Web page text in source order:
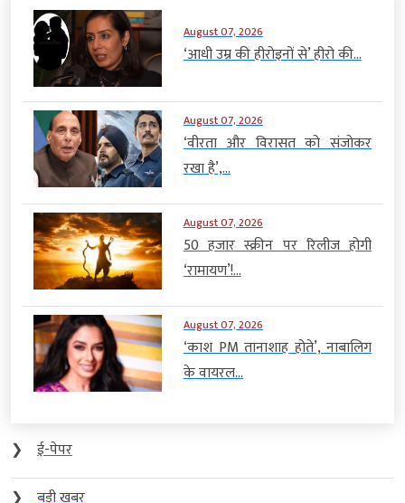
August 07, 2026
‘आधी उम्र की हीरोइनों से’ हीरो की...
August 07, 2026
‘वीरता और विरासत को संजोकर
रखा है’,...
August 07, 2026
50 हजार स्क्रीन पर रिलीज होगी
‘रामायण’!...
August 07, 2026
‘काश PM तानाशाह होते’, नाबालिग
के वायरल...
❯
ई-पेपर
❯
बड़ी खबर